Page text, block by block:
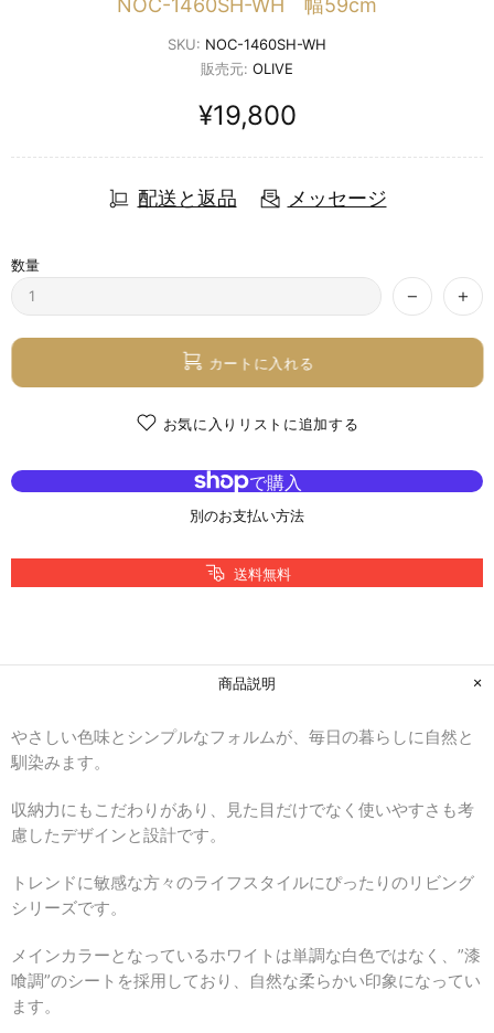
NOC-1460SH-WH 幅59cm
SKU: NOC-1460SH-WH
販売元: OLIVE
¥19,800
配送と返品 メッセージ
数量
カートに入れる
お気に入りリストに追加する
別のお支払い方法
送料無料
商品説明
やさしい色味とシンプルなフォルムが、毎日の暮らしに自然と
馴染みます。
収納力にもこだわりがあり、見た目だけでなく使いやすさも考
慮したデザインと設計です。
トレンドに敏感な方々のライフスタイルにぴったりのリビング
シリーズです。
メインカラーとなっているホワイトは単調な白色ではなく、”漆
喰調”のシートを採用しており、自然な柔らかい印象になってい
ます。